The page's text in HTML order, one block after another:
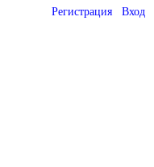
Регистрация Вход